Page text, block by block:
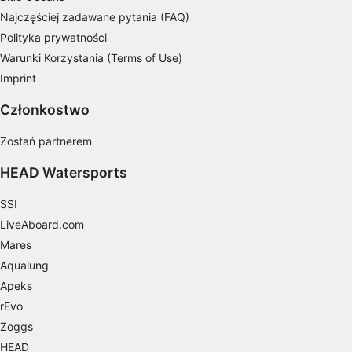
Najczęściej zadawane pytania (FAQ)
Polityka prywatności
Warunki Korzystania (Terms of Use)
Imprint
Członkostwo
Zostań partnerem
HEAD Watersports
SSI
LiveAboard.com
Mares
Aqualung
Apeks
rEvo
Zoggs
HEAD
Pomiar efektywności reklam
Pomiar efektywności treści
Rozumienie odbiorców dzięki statystyce lub
wyboru treści
Funkcje specjalne IAB:
Użycie dokładnych danych
Identyfikowanie urządzeń na podstawie
aktywnie żądanych informacji
Cele przetwarzania inne niż IAB:
Niezbędne